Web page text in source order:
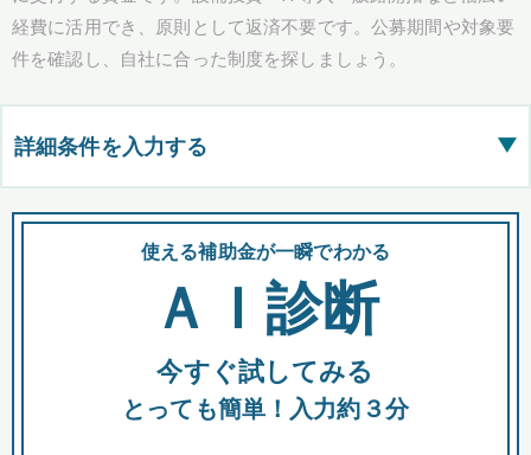
経費に活用でき、原則として返済不要です。公募期間や対象要
件を確認し、自社に合った制度を探しましょう。
詳細条件を入力する ▶
都道府県
全国の検索結果を含めて表示
助成金 融資 出資
使える補助金が一瞬でわかる
ＡＩ診断
今すぐ試してみる
とっても簡単！入力約３分